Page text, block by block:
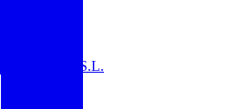
Instruments S.L.